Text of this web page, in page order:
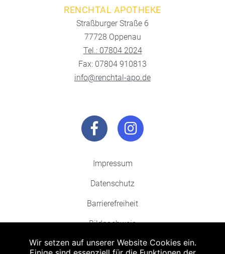
RENCHTAL APOTHEKE
Straßburger Straße 6
77728 Oppenau
Tel.: 07804 2024
Fax: 07804 910813
info@renchtal-apo.de
Impressum
Datenschutz
Barrierefreiheit
Bildnachweis
Wir setzen auf unserer Website Cookies ein.